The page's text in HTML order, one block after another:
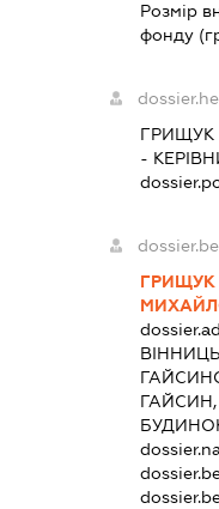
Розмір
фонду
ГРИЩУК
-
ГРИЩУК